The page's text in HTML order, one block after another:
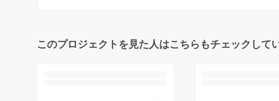
このプロジェクトを見た人はこちらもチェックして